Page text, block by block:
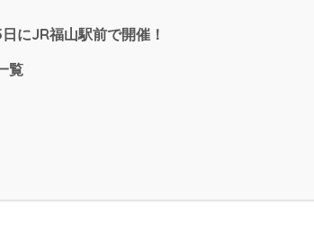
にJR福山駅前で開催！
覧